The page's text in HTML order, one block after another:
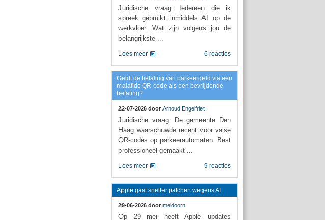
Juridische vraag: Iedereen die ik
spreek gebruikt inmiddels AI op de
werkvloer. Wat zijn volgens jou de
belangrijkste ...
6 reacties
Lees meer
Geldt de betaling van parkeergeld via een
malafide QR-code als een bevrijdende
betaling?
22-07-2026 door Arnoud Engelfriet
Juridische vraag: De gemeente Den
Haag waarschuwde recent voor valse
QR-codes op parkeerautomaten. Best
professioneel gemaakt ...
9 reacties
Lees meer
Apple gaat sneller patchen wegens AI
29-06-2026 door meidoorn
Op 29 mei heeft Apple updates